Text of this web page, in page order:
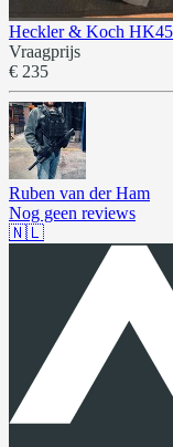
Heckler & Koch HK45
Vraagprijs
€ 235
Ruben van der Ham
Nog geen reviews
🇳🇱